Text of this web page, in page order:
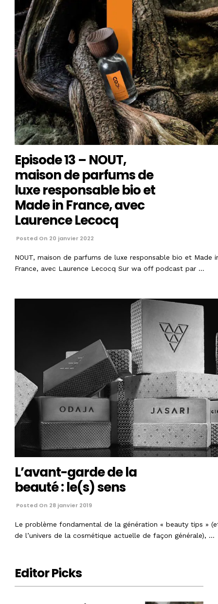
Episode 13 – NOUT,
maison de parfums de
luxe responsable bio et
Made in France, avec
Laurence Lecocq
Posted On 20 janvier 2022
NOUT, maison de parfums de luxe responsable bio et Made
France, avec Laurence Lecocq Sur wa off podcast par …
L’avant-garde de la
beauté : le(s) sens
Posted On 28 janvier 2019
Le problème fondamental de la génération « beauty tips »
de l’univers de la cosmétique actuelle de façon générale), …
Editor Picks